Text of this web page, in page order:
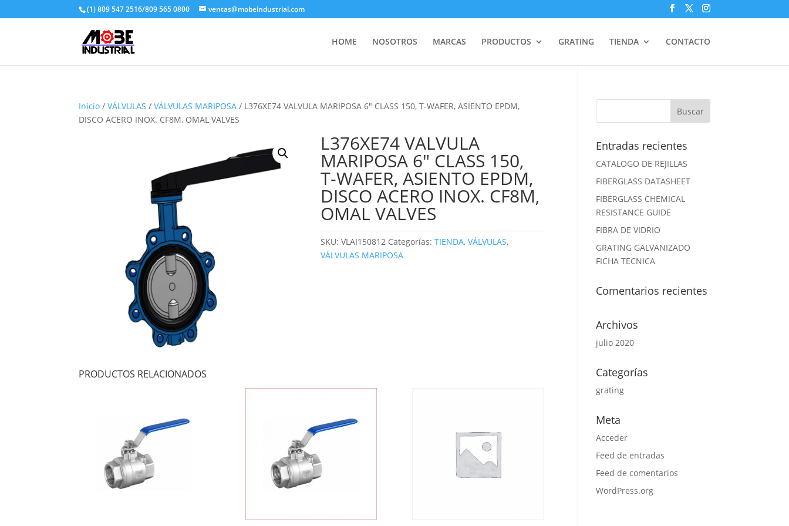
(1) 809 547 2516/809 565 0800 ventas@mobeindustrial.com
HOME NOSOTROS MARCAS PRODUCTOS GRATING TIENDA CONTACTO
Inicio /VÁLVULAS /VÁLVULAS MARIPOSA / L376XE74 VALVULA MARIPOSA 6″ CLASS 150, T-WAFER, ASIENTO EPDM,
DISCO ACERO INOX. CF8M, OMAL VALVES
L376XE74 VALVULA
MARIPOSA 6″ CLASS 150,
T-WAFER, ASIENTO EPDM,
DISCO ACERO INOX. CF8M,
OMAL VALVES
SKU:VLAI150812 Categorías:TIENDA,VÁLVULAS,
VÁLVULAS MARIPOSA
PRODUCTOS RELACIONADOS
Entradas recientes
CATALOGO DE REJILLAS
FIBERGLASS DATASHEET
FIBERGLASS CHEMICAL
RESISTANCE GUIDE
FIBRA DE VIDRIO
GRATING GALVANIZADO
FICHA TECNICA
Comentarios recientes
Archivos
julio 2020
Categorías
grating
Meta
Acceder
Feed de entradas
Feed de comentarios
WordPress.org